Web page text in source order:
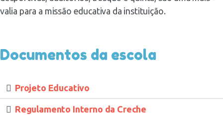
valia para a missão educativa da instituição.
Documentos da escola
Projeto Educativo
Regulamento Interno da Creche